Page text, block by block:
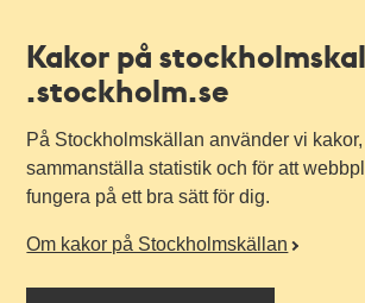
Kakor på
.stockholm.se
På Stockholmskällan använder vi
sammanställa statistik och för att
fungera på ett bra sätt för dig.
Om kakor på Stockholmskällan